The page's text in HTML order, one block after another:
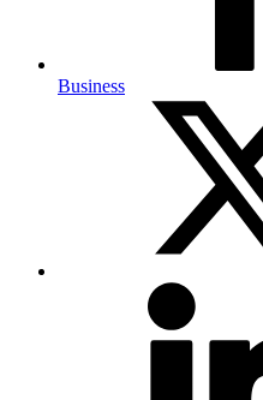
Business